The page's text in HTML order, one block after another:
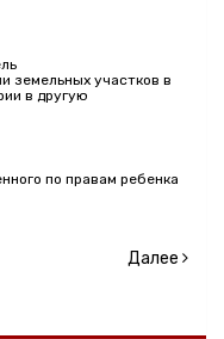
земельных участков в
в другую
по правам ребенка
Далее